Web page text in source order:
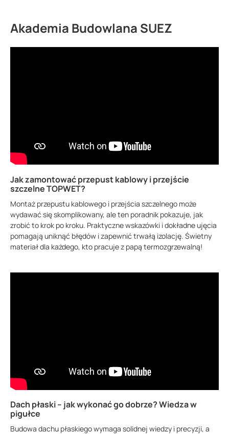
Akademia Budowlana SUEZ
Jak zamontować przepust kablowy i przejście
szczelne TOPWET?
Montaż przepustu kablowego i przejścia szczelnego może
wydawać się skomplikowany, ale ten poradnik pokazuje, jak
zrobić to krok po kroku. Praktyczne wskazówki i dokładne ujęcia
pomagają uniknąć błędów i zapewnić trwałą izolację. Świetny
materiał dla każdego, kto pracuje z papą termozgrzewalną!
Dach płaski – jak wykonać go dobrze? Wiedza w
pigułce
Budowa dachu płaskiego wymaga solidnej wiedzy i precyzji, a